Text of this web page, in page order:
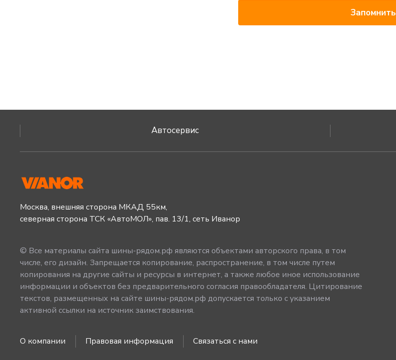
Запомнить
Автосервис
Москва, внешняя сторона МКАД 55км,
северная сторона ТСК «АвтоМОЛ», пав. 13/1, сеть Иванор
© Все материалы сайта шины-рядом.рф являются объектами авторского права, в том
числе, его дизайн. Запрещается копирование, распространение, в том числе путем
копирования на другие сайты и ресурсы в интернет, а также любое иное использование
информации и объектов без предварительного согласия правообладателя. Цитирование
текстов, размещенных на сайте шины-рядом.рф допускается только с указанием
активной ссылки на источник заимствования.
О компании Правовая информация Связаться с нами